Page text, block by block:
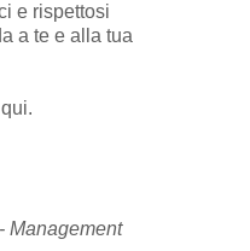
e rispettosi
a te e alla tua
.
Management